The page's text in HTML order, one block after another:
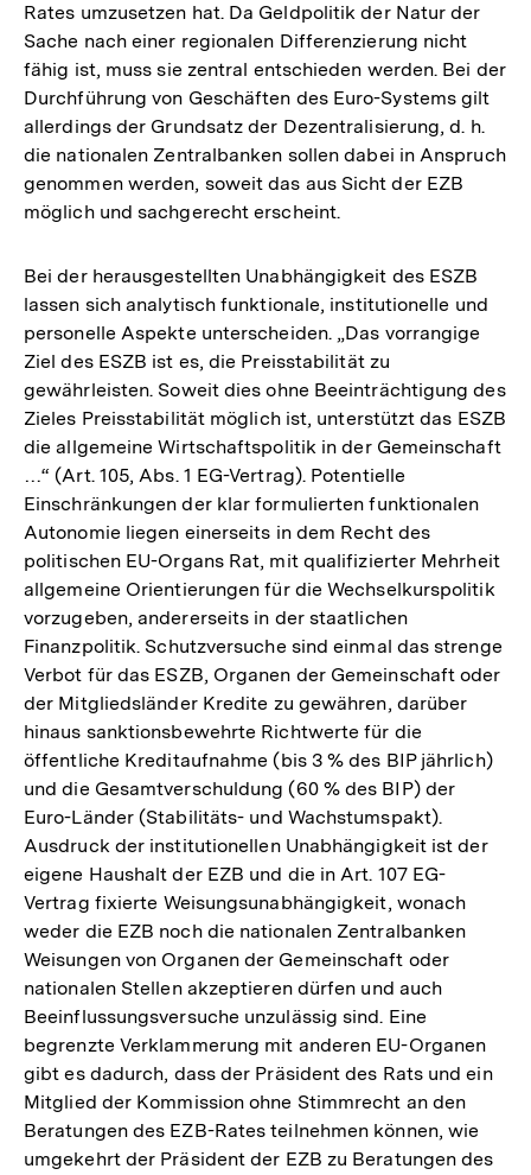
Rates umzusetzen hat. Da Geldpolitik der Natur der
Sache nach einer regionalen Differenzierung nicht
fähig ist, muss sie zentral entschieden werden. Bei der
Durchführung von Geschäften des Euro-Systems gilt
allerdings der Grundsatz der Dezentralisierung, d. h.
die nationalen Zentralbanken sollen dabei in Anspruch
genommen werden, soweit das aus Sicht der EZB
möglich und sachgerecht erscheint.
Bei der herausgestellten Unabhängigkeit des ESZB
lassen sich analytisch funktionale, institutionelle und
personelle Aspekte unterscheiden. „Das vorrangige
Ziel des ESZB ist es, die Preisstabilität zu
gewährleisten. Soweit dies ohne Beeinträchtigung des
Zieles Preisstabilität möglich ist, unterstützt das ESZB
die allgemeine Wirtschaftspolitik in der Gemeinschaft
…“ (Art. 105, Abs. 1 EG-Vertrag). Potentielle
Einschränkungen der klar formulierten funktionalen
Autonomie liegen einerseits in dem Recht des
politischen EU-Organs Rat, mit qualifizierter Mehrheit
allgemeine Orientierungen für die Wechselkurspolitik
vorzugeben, andererseits in der staatlichen
Finanzpolitik. Schutzversuche sind einmal das strenge
Verbot für das ESZB, Organen der Gemeinschaft oder
der Mitgliedsländer Kredite zu gewähren, darüber
hinaus sanktionsbewehrte Richtwerte für die
öffentliche Kreditaufnahme (bis 3 % des BIP jährlich)
und die Gesamtverschuldung (60 % des BIP) der
Euro-Länder (Stabilitäts- und Wachstumspakt).
Ausdruck der institutionellen Unabhängigkeit ist der
eigene Haushalt der EZB und die in Art. 107 EG-
Vertrag fixierte Weisungsunabhängigkeit, wonach
weder die EZB noch die nationalen Zentralbanken
Weisungen von Organen der Gemeinschaft oder
nationalen Stellen akzeptieren dürfen und auch
Beeinflussungsversuche unzulässig sind. Eine
begrenzte Verklammerung mit anderen EU-Organen
gibt es dadurch, dass der Präsident des Rats und ein
Mitglied der Kommission ohne Stimmrecht an den
Beratungen des EZB-Rates teilnehmen können, wie
umgekehrt der Präsident der EZB zu Beratungen des